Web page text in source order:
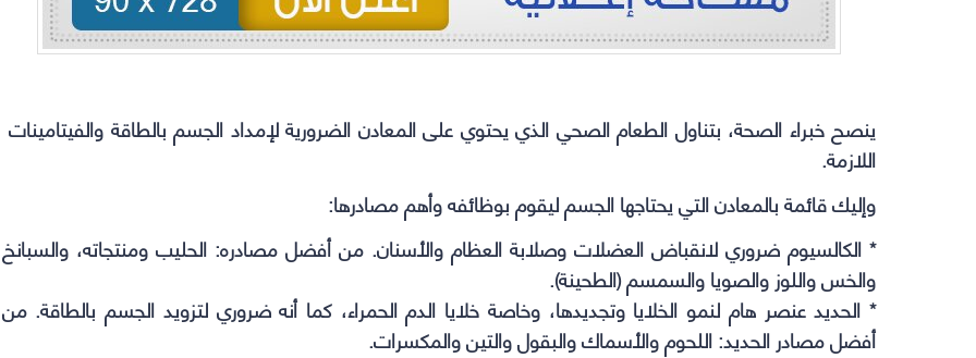
ينصح خبراء الصحة، بتناول الطعام الصحي الذي يحتوي على المعادن الضرورية لإمداد الجسم بالطاقة والفيتامينات
اللازمة.
وإليك قائمة بالمعادن التي يحتاجها الجسم ليقوم بوظائفه وأهم مصادرها:
* الكالسيوم ضروري لانقباض العضلات وصلابة العظام والأسنان. من أفضل مصادره: الحليب ومنتجاته، والسبانخ
والخس واللوز والصويا والسمسم (الطحينة).
* الحديد عنصر هام لنمو الخلايا وتجديدها، وخاصة خلايا الدم الحمراء، كما أنه ضروري لتزويد الجسم بالطاقة. من
أفضل مصادر الحديد: اللحوم والأسماك والبقول والتين والمكسرات.
in
new
in
new
in
new
in
new